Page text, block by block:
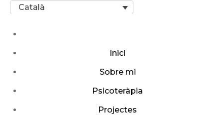
Català
Inici
Sobre mi
Psicoteràpia
Projectes